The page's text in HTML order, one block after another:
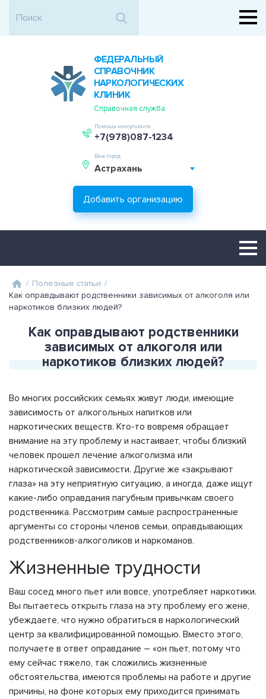
ФЕДЕРАЛЬНЫЙ
СПРАВОЧНИК
НАРКОЛОГИЧЕСКИХ
КЛИНИК
Справочная служба
Помощь консультанта
+7(978)087-1234
Ваш город:
Астрахань
Добавить организацию
/ Полезные статьи /
Как оправдывают родственники зависимых от алкоголя или
наркотиков близких людей?
Как оправдывают родственники
зависимых от алкоголя или
наркотиков близких людей?
Во многих российских семьях живут люди, имеющие
зависимость от алкогольных напитков или
наркотических веществ. Кто-то вовремя обращает
внимание на эту проблему и настаивает, чтобы близкий
человек прошел лечение алкоголизма или
наркотической зависимости. Другие же «закрывают
глаза» на эту неприятную ситуацию, а иногда, даже ищут
какие-либо оправдания пагубным привычкам своего
родственника. Рассмотрим самые распространенные
аргументы со стороны членов семьи, оправдывающих
родственников-алкоголиков и наркоманов.
Жизненные трудности
Ваш сосед много пьет или вовсе, употребляет наркотики.
Вы пытаетесь открыть глаза на эту проблему его жене,
убеждаете, что нужно обратиться в наркологический
центр за квалифицированной помощью. Вместо этого,
получаете в ответ оправдание – «он пьет, потому что
ему сейчас тяжело, так сложились жизненные
обстоятельства, имеются проблемы на работе и другие
причины, на фоне которых ему приходится принимать